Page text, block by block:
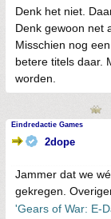
Denk het niet.
Denk gewoon net
Misschien nog
betere titels daar.
worden.
Eindredactie Games
2dope
Jammer dat we
gekregen.
'Gears of War: E-